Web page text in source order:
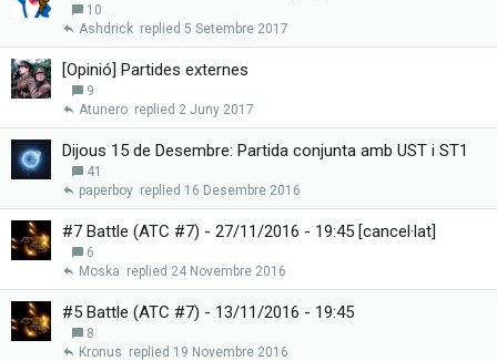
10
5 Setembre 2017
Ashdrick
[Opinió] Partides externes
9
2 Juny 2017
Atunero
Dijous 15 de Desembre: Partida conjunta amb UST i ST1
41
16 Desembre 2016
paperboy
#7 Battle (ATC #7) - 27/11/2016 - 19:45 [cancel·lat]
6
24 Novembre 2016
Moska
#5 Battle (ATC #7) - 13/11/2016 - 19:45
8
19 Novembre 2016
Kronus